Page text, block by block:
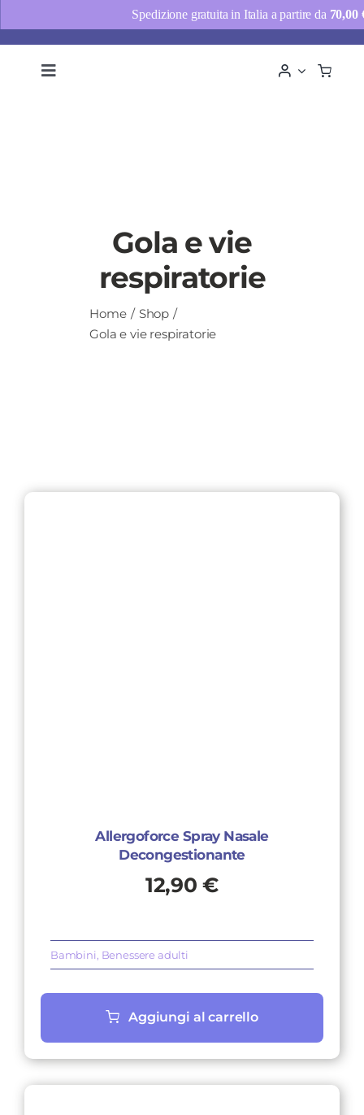
Toggle
ContattiGola e vie
respiratorie
Home
Shop
Gola e vie respiratorie
Allergoforce Spray Nasale
Decongestionante
12,90€
Bambini, Benessere adulti
Aggiungi al carrello
Spedizione gratuita in Italia a partire da 70,00